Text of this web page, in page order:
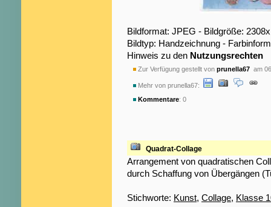
Bildformat: JPEG - Bildgröße:
Bildtyp: Handzeichnung -
Hinweis zu den Nutzungsrechten
Zur Verfügung gestellt von prunella67 am
Mehr von prunella67:
Kommentare: 0
Quadrat-Collage
Arrangement von quadratischen
durch Schaffung von Übergängen
Stichworte: Kunst, Collage, Klasse